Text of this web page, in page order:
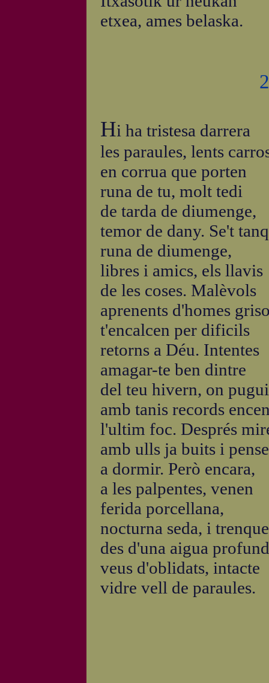
etxea, ames belaska.
Hi ha tristesa darrera
les paraules, lents
en corrua que porten
runa de tu, molt tedi
de tarda de diumenge,
temor de dany. Se't
runa de diumenge,
libres i amics, els llavis
de les coses. Malèvols
aprenents d'homes
t'encalcen per dificils
retorns a Déu. Intentes
amagar-te ben dintre
del teu hivern, on
amb tanis records
l'ultim foc. Després
amb ulls ja buits i
a dormir. Però encara,
a les palpentes, venen
ferida porcellana,
nocturna seda, i
des d'una aigua
veus d'oblidats, intacte
vidre vell de paraules.